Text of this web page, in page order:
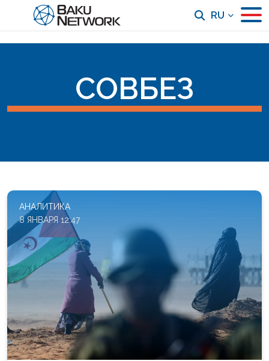
RU
СОВБЕЗ
АНАЛИТИКА
8 ЯНВАРЯ 12:47